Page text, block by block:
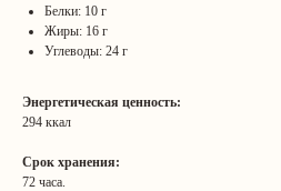
Белки: 10 г
Жиры: 16 г
Углеводы: 24 г
Энергетическая ценность:
294 ккал
Срок хранения:
72 часа.